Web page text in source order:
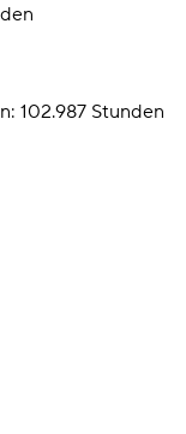
102.987 Stunden